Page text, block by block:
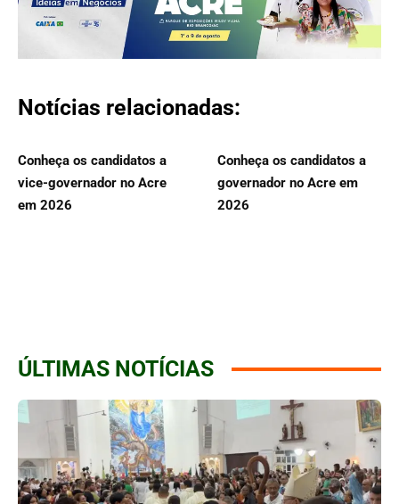
Notícias relacionadas:
Conheça os candidatos a
vice-governador no Acre
em 2026
Conheça os candidatos a
governador no Acre em
2026
ÚLTIMAS NOTÍCIAS